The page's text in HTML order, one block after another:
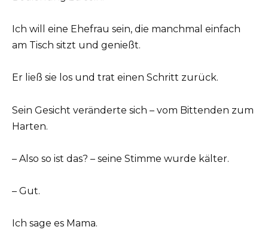
Ich will eine Ehefrau sein, die manchmal einfach
am Tisch sitzt und genießt.
Er ließ sie los und trat einen Schritt zurück.
Sein Gesicht veränderte sich – vom Bittenden zum
Harten.
– Also so ist das? – seine Stimme wurde kälter.
– Gut.
Ich sage es Mama.